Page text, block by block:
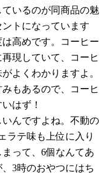
いるのが同商品の魅
トになっています
高めです。コーヒー
現していて、コーヒ
よくわかりますよ。
もあるので、コーヒ
はず！
んですよね。不動の
ラテ味も上位に入り
って、 6個なんてあ
3時のおやつにはち